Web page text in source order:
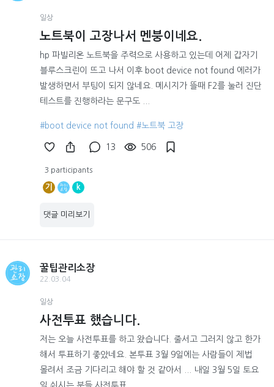
일상
노트북이 고장나서 멘붕이네요.
hp 파빌리온 노트북을 주력으로 사용하고 있는데 어제 갑자기
블루스크린이 뜨고 나서 이후 boot device not found 에러가
발생하면서 부팅이 되지 않네요. 메시지가 뜰때 F2를 눌러 진단
테스트를 진행하라는 문구도 ...
#boot device not found #노트북 고장
13 506
3 participants
기 k
댓글 미리보기
꿀팁관리소장
22.03.04
일상
사전투표 했습니다.
저는 오늘 사전투표를 하고 왔습니다. 줄서고 그러지 않고 한가
해서 투표하기 좋았네요. 본투표 3월 9일에는 사람들이 제법
몰려서 조금 기다리고 해야 할 것 같아서 ... 내일 3월 5일 토요
일 쉬시는 분들 사전투표 ...